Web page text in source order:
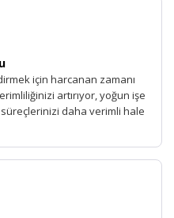
için harcanan zamanı
artırıyor, yoğun işe
daha verimli hale